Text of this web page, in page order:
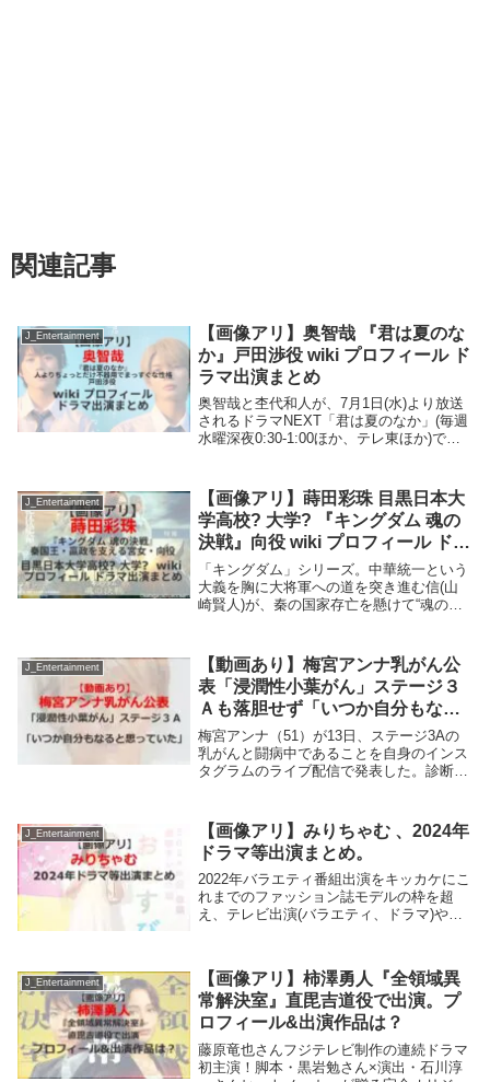
関連記事
J_Entertainment
【画像アリ】奥智哉 『君は夏のな
か』戸田渉役 wiki プロフィール ド
ラマ出演まとめ
奥智哉と杢代和人が、7月1日(水)より放送
されるドラマNEXT「君は夏のなか」(毎週
水曜深夜0:30-1:00ほか、テレ東ほか)でW
不器用でまっすぐな性格の戸田渉役...
J_Entertainment
【画像アリ】蒔田彩珠 目黒日本大
学高校? 大学? 『キングダム 魂の
決戦』向役 wiki プロフィール ドラ
マ出演まとめ
「キングダム」シリーズ。中華統一という
大義を胸に大将軍への道を突き進む信(山
崎賢人)が、秦の国家存亡を懸けて“魂の決
開。秦国王・嬴政(吉沢亮)を支える宮女・
向...
J_Entertainment
【動画あり】梅宮アンナ乳がん公
表「浸潤性小葉がん」ステージ３
Ａも落胆せず「いつか自分もなる
と思っていた」
梅宮アンナ（51）が13日、ステージ3Aの
乳がんと闘病中であることを自身のインス
タグラムのライブ配信で発表した。診断は
わきの下）のリンパ節転移があるという。
5月下旬...
J_Entertainment
【画像アリ】みりちゃむ 、2024年
ドラマ等出演まとめ。
2022年バラエティ番組出演をキッカケにこ
れまでのファッション誌モデルの枠を超
え、テレビ出演(バラエティ、ドラマ)や映
む。今回、2024年テレビドラマ出演等情報
をまと...
J_Entertainment
【画像アリ】柿澤勇人『全領域異
常解決室』直毘吉道役で出演。プ
ロフィール&出演作品は？
藤原竜也さんフジテレビ制作の連続ドラマ
初主演！脚本・黒岩勉さん×演出・石川淳